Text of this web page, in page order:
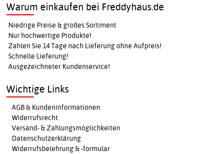
Warum einkaufen bei Freddyhaus.de
Niedrige Preise & großes Sortiment
Nur hochwertige Produkte!
Zahlen Sie 14 Tage nach Lieferung ohne Aufpreis!
Schnelle Lieferung!
Ausgezeichneter Kundenservice!
Wichtige Links
AGB & Kundeninformationen
Widerrufsrecht
Versand- & Zahlungsmöglichkeiten
Datenschutzerklärung
Widerrufsbelehrung & -formular